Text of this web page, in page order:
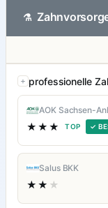
⚗
professionelle
AOK Sachsen-
★★★ TOP ✓
Salus BKK
★★ ★